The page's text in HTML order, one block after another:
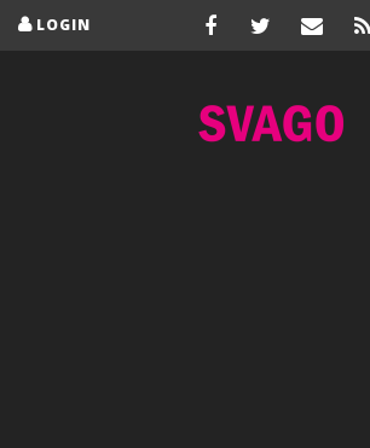
LOGIN